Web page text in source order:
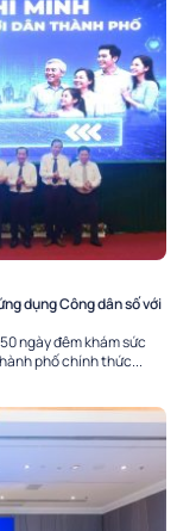
dụng Công dân số với
ngày đêm khám sức
phố chính thức...